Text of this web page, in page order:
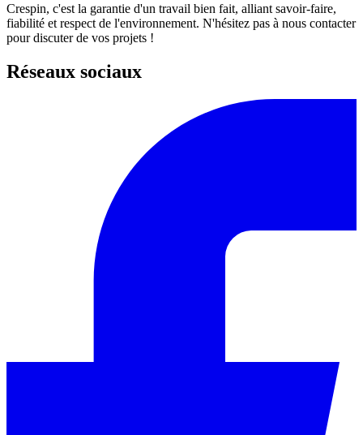
Crespin, c'est la garantie d'un travail bien fait, alliant savoir-faire,
fiabilité et respect de l'environnement. N'hésitez pas à nous contacter
pour discuter de vos projets !
Réseaux sociaux